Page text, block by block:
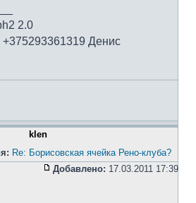
2.0
+375293361319 Денис
klen
Re: Борисовская ячейка Рено-клуба?
Добавлено: 17.03.2011 17:39